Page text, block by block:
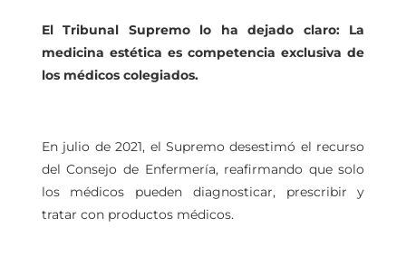
El Tribunal Supremo lo ha dejado claro: La
medicina estética es competencia exclusiva de
los médicos colegiados.
En julio de 2021, el Supremo desestimó el recurso
del Consejo de Enfermería, reafirmando que solo
los médicos pueden diagnosticar, prescribir y
tratar con productos médicos.